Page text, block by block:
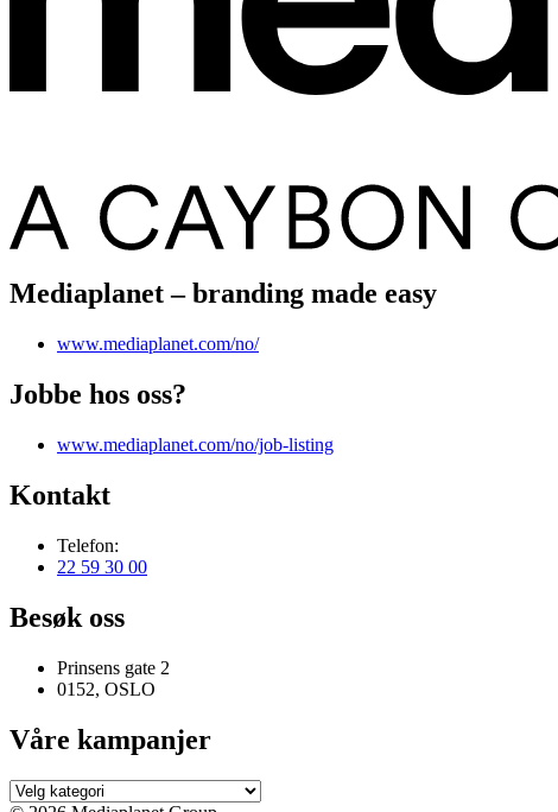
Mediaplanet – branding made easy
www.mediaplanet.com/no/
Jobbe hos oss?
www.mediaplanet.com/no/job-listing
Kontakt
Telefon:
22 59 30 00
Besøk oss
Prinsens gate 2
0152, OSLO
Våre kampanjer
Våre